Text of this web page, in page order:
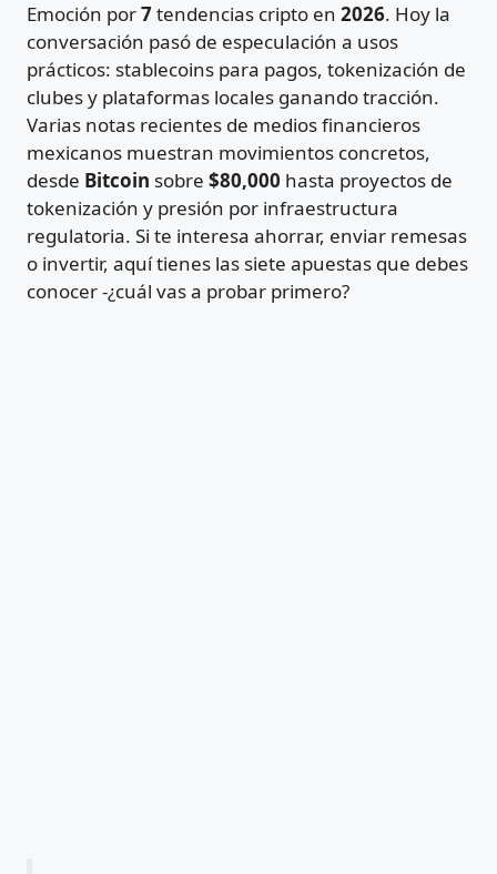
Emoción por7tendencias cripto en 2026. Hoy la
conversación pasó de especulación a usos
prácticos: stablecoins para pagos, tokenización de
clubes y plataformas locales ganando tracción.
Varias notas recientes de medios financieros
mexicanos muestran movimientos concretos,
desde Bitcoin sobre $80,000 hasta proyectos de
tokenización y presión por infraestructura
regulatoria. Si te interesa ahorrar, enviar remesas
o invertir, aquí tienes las siete apuestas que debes
conocer -¿cuál vas a probar primero?